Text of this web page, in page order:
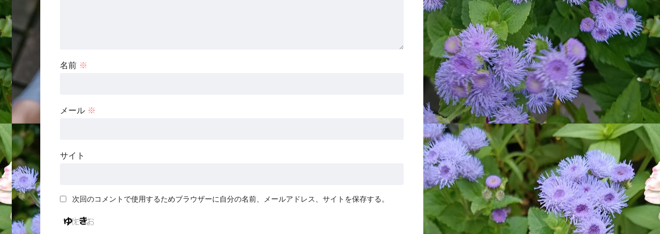
名前 ※
メール ※
サイト
次回のコメントで使用するためブラウザーに自分の名前、メールアドレス、サイトを保存する。